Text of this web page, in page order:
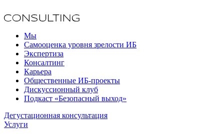
Мы
Самооценка уровня зрелости ИБ
Экспертиза
Консалтинг
Карьера
Общественные ИБ-проекты
Дискуссионный клуб
Подкаст «Безопасный выход»
Дегустационная консультация
Услуги